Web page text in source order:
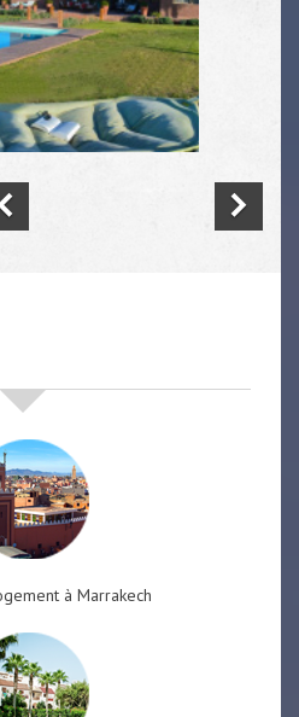
à Marrakech